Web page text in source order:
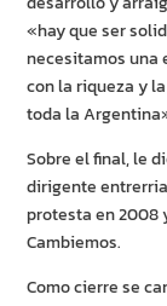
«hay que ser
necesitamos una
con la riqueza y
toda la
Sobre el final, le
dirigente
protesta en 2008
Cambiemos.
Como cierre se